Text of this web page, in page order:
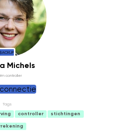
BACKUP
Michels
controller
Tags
controller
stichtingen